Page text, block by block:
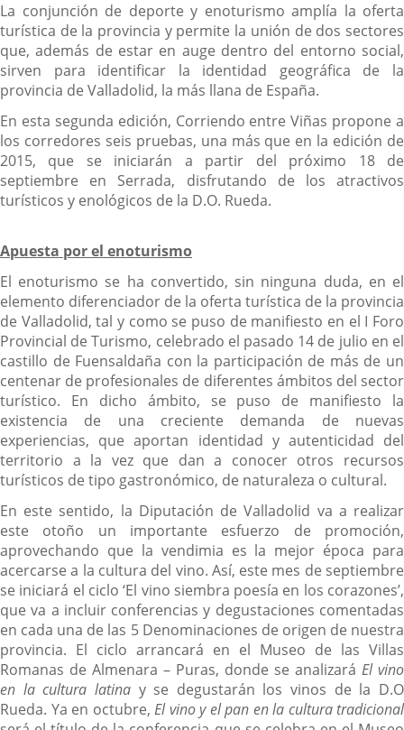
La conjunción de deporte y enoturismo amplía la oferta
turística de la provincia y permite la unión de dos sectores
que, además de estar en auge dentro del entorno social,
sirven para identificar la identidad geográfica de la
provincia de Valladolid, la más llana de España.
En esta segunda edición, Corriendo entre Viñas propone a
los corredores seis pruebas, una más que en la edición de
2015, que se iniciarán a partir del próximo 18 de
septiembre en Serrada, disfrutando de los atractivos
turísticos y enológicos de la D.O. Rueda.
Apuesta por el enoturismo
El enoturismo se ha convertido, sin ninguna duda, en el
elemento diferenciador de la oferta turística de la provincia
de Valladolid, tal y como se puso de manifiesto en el I Foro
Provincial de Turismo, celebrado el pasado 14 de julio en el
castillo de Fuensaldaña con la participación de más de un
centenar de profesionales de diferentes ámbitos del sector
turístico. En dicho ámbito, se puso de manifiesto la
existencia de una creciente demanda de nuevas
experiencias, que aportan identidad y autenticidad del
territorio a la vez que dan a conocer otros recursos
turísticos de tipo gastronómico, de naturaleza o cultural.
En este sentido, la Diputación de Valladolid va a realizar
este otoño un importante esfuerzo de promoción,
aprovechando que la vendimia es la mejor época para
acercarse a la cultura del vino. Así, este mes de septiembre
se iniciará el ciclo ‘El vino siembra poesía en los corazones’,
que va a incluir conferencias y degustaciones comentadas
en cada una de las 5 Denominaciones de origen de nuestra
provincia. El ciclo arrancará en el Museo de las Villas
Romanas de Almenara – Puras, donde se analizará El vino
en la cultura latinay se degustarán los vinos de la D.O
Rueda. Ya en octubre, El vino y el pan en la cultura tradicional